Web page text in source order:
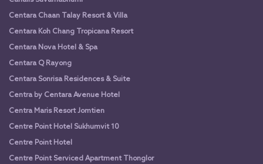
Centara Chaan Talay Resort & Villa
Centara Koh Chang Tropicana Resort
Centara Nova Hotel & Spa
Centara Q Rayong
Centara Sonrisa Residences & Suite
Centra by Centara Avenue Hotel
Centra Maris Resort Jomtien
Centre Point Hotel Sukhumvit 10
Centre Point Hotel
Centre Point Serviced Apartment Thonglor